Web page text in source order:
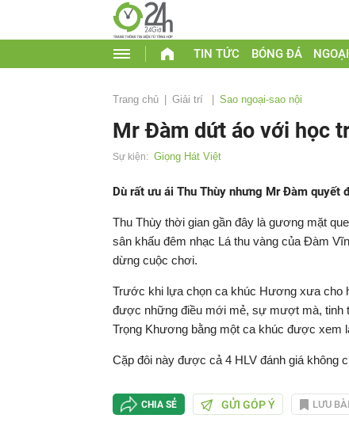
TIN TỨC BÓNG ĐÁ
Trang chủ Giải trí Sao ngoại-sao nội
Mr Đàm dứt áo với học
Sự kiện: Giọng Hát Việt
Dù rất ưu ái Thu Thùy nhưng Mr Đàm quyết
Thu Thùy thời gian gần đây là gương mặt
sân khấu đêm nhạc Lá thu vàng của Đàm
dừng cuộc chơi.
Trước khi lựa chọn ca khúc Hương xưa cho
được những điều mới mẻ, sự mượt mà, tinh
Trọng Khương bằng một ca khúc được xem
Cặp đôi này được cả 4 HLV đánh giá không
CHIA SẺ GỬI GÓP Ý LƯU BÀI